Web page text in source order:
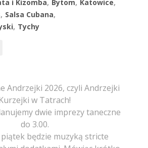
i Kizomba, Bytom, Katowice,
, Salsa Cubana,
, Tychy
Andrzejki 2026, czyli Andrzejki
w Tatrach!
dwie imprezy taneczne
do 3.00.
będzie muzyką stricte